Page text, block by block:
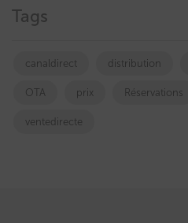
Tags
canaldirect distribution
OTA prix Réservations
ventedirecte